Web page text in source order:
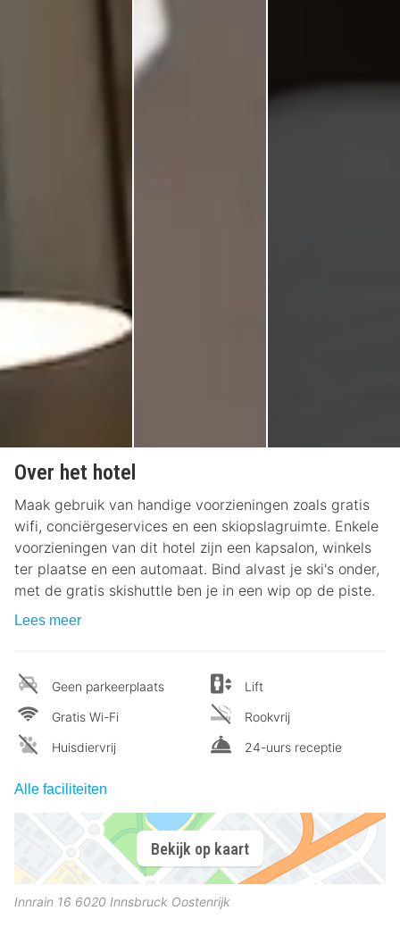
Over het hotel
Maak gebruik van handige voorzieningen zoals gratis
wifi, conciërgeservices en een skiopslagruimte. Enkele
voorzieningen van dit hotel zijn een kapsalon, winkels
ter plaatse en een automaat. Bind alvast je ski's onder,
met de gratis skishuttle ben je in een wip op de piste.
Lees meer
Geen parkeerplaats
Gratis Wi-Fi
Huisdiervrij
Lift
Rookvrij
24-uurs receptie
Alle faciliteiten
Bekijk op kaart
Innrain 16 6020 Innsbruck Oostenrijk